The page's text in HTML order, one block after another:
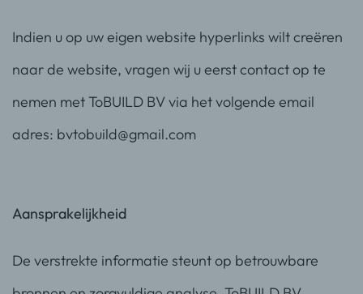
Indien u op uw eigen website hyperlinks wilt creëren
naar de website, vragen wij u eerst contact op te
nemen met ToBUILD BV via het volgende email
adres: bvtobuild@gmail.com
Aansprakelijkheid
De verstrekte informatie steunt op betrouwbare